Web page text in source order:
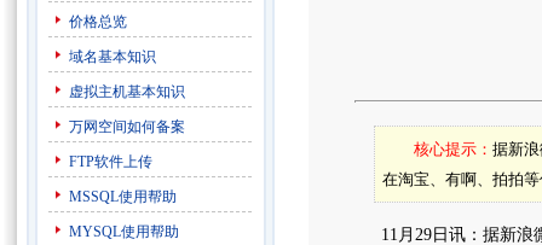
价格总览
域名基本知识
虚拟主机基本知识
万网空间如何备案
FTP软件上传
MSSQL使用帮助
MYSQL使用帮助
核心提示： 据新
在淘宝、有啊、拍拍
11月29日讯：据新浪